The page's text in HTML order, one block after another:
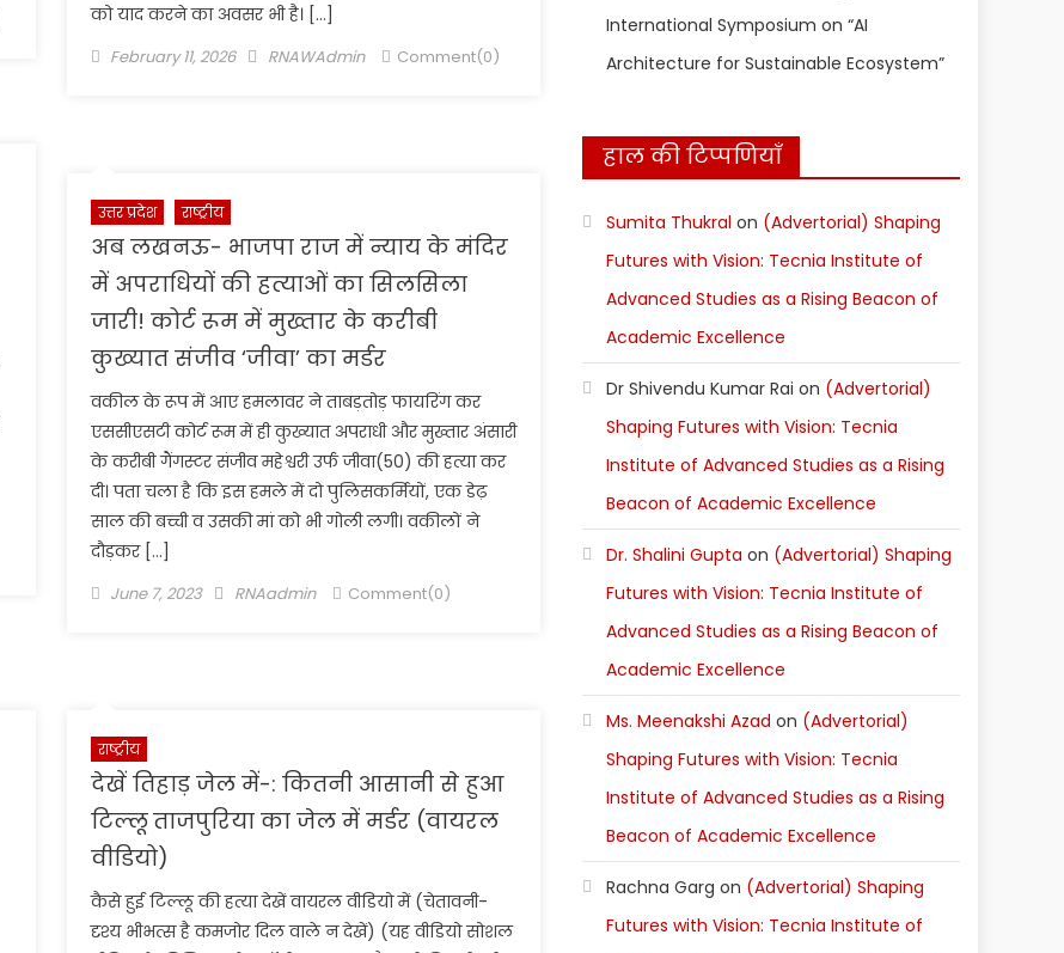
को याद करने का अवसर भी है। […]
Posted
February 11, 2026 Author
RNAWAdmin Comment(0)
उत्तर प्रदेश राष्ट्रीय
अब लखनऊ- भाजपा राज में न्याय के मंदिर
में अपराधियों की हत्याओं का सिलसिला
जारी! कोर्ट रूम में मुख्तार के करीबी
कुख्यात संजीव ‘जीवा’ का मर्डर
वकील के रूप में आए हमलावर ने ताबड़तोड़ फायरिंग कर
एससीएसटी कोर्ट रूम में ही कुख्यात अपराधी और मुख्तार अंसारी
के करीबी गैंगस्टर संजीव महेश्वरी उर्फ जीवा(50) की हत्या कर
दी। पता चला है कि इस हमले में दो पुलिसकर्मियों, एक डेढ़
साल की बच्ची व उसकी मां को भी गोली लगी। वकीलों ने
दौड़कर […]
Posted
June 7, 2023 Author
RNAadmin Comment(0)
राष्ट्रीय
देखें तिहाड़ जेल में-: कितनी आसानी से हुआ
टिल्लू ताजपुरिया का जेल में मर्डर (वायरल
वीडियो)
कैसे हुई टिल्लू की हत्या देखें वायरल वीडियो में (चेतावनी-
दृश्य भीभत्स है कमजोर दिल वाले न देखें) (यह वीडियो सोशल
International Symposium on “AI
Architecture for Sustainable Ecosystem”
हाल की टिप्पणियाँ
Sumita Thukral on (Advertorial) Shaping
Futures with Vision: Tecnia Institute of
Advanced Studies as a Rising Beacon of
Academic Excellence
Dr Shivendu Kumar Rai on (Advertorial)
Shaping Futures with Vision: Tecnia
Institute of Advanced Studies as a Rising
Beacon of Academic Excellence
Dr. Shalini Gupta on (Advertorial) Shaping
Futures with Vision: Tecnia Institute of
Advanced Studies as a Rising Beacon of
Academic Excellence
Ms. Meenakshi Azad on (Advertorial)
Shaping Futures with Vision: Tecnia
Institute of Advanced Studies as a Rising
Beacon of Academic Excellence
Rachna Garg on (Advertorial) Shaping
Futures with Vision: Tecnia Institute of